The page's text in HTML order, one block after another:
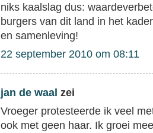
niks kaalslag dus:
burgers van dit land in het
en samenleving!
22 september 2010 om 08:11
jan de waal zei
Vroeger protesteerde ik veel
ook met geen haar. Ik groei